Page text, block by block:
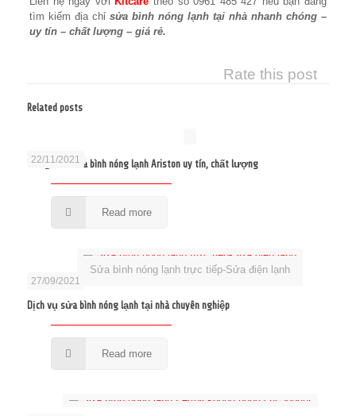
tìm kiếm địa chỉsửa bình nóng lạnh tại nhà nhanh chóng –
uy tín – chất lượng – giá rẻ.
Rate this post
Related posts
22/11/2021
Trung tâm sửa bình nóng lạnh Ariston uy tín, chất lượng
Read more
Sửa bình nóng lạnh trực tiếp-Sửa điện lạnh
27/09/2021
Dịch vụ sửa bình nóng lạnh tại nhà chuyên nghiệp
Read more